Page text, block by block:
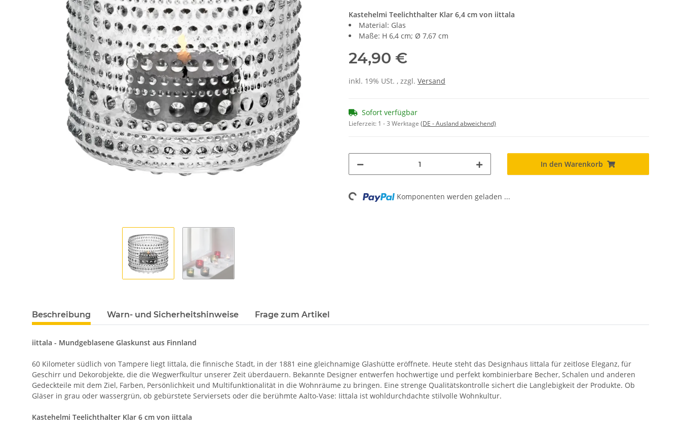
Kastehelmi Teelichthalter Klar 6,4 cm von iittala
Material: Glas
Maße: H 6,4 cm; Ø 7,67 cm
24,90 €
inkl. 19% USt. , zzgl. Versand
Sofort verfügbar
Lieferzeit: 1 - 3 Werktage (DE - Ausland abweichend)
In den Warenkorb
Loading... Komponenten werden geladen ...
Beschreibung Warn- und Sicherheitshinweise Frage zum Artikel
iittala - Mundgeblasene Glaskunst aus Finnland
60 Kilometer südlich von Tampere liegt Iittala, die finnische Stadt, in der 1881 eine gleichnamige Glashütte eröffnete. Heute steht das Designhaus Iittala für zeitlose Eleganz, für
Geschirr und Dekorobjekte, die die Wegwerfkultur unserer Zeit überdauern. Bekannte Designer entwerfen hochwertige und perfekt kombinierbare Becher, Schalen und anderen
Gedeckteile mit dem Ziel, Farben, Persönlichkeit und Multifunktionalität in die Wohnräume zu bringen. Eine strenge Qualitätskontrolle sichert die Langlebigkeit der Produkte. Ob
Gläser in grau oder wassergrün, ob gebürstete Serviersets oder die berühmte Aalto-Vase: Iittala ist wohldurchdachte stilvolle Wohnkultur.
Kastehelmi Teelichthalter Klar 6 cm von iittala